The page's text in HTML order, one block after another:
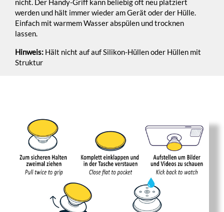
nicht. Der Handy-Griff kann beliebig oft neu platziert
werden und hält immer wieder am Gerät oder der Hülle.
Einfach mit warmem Wasser abspülen und trocknen
lassen.
Hinweis: Hält nicht auf auf Silikon-Hüllen oder Hüllen mit
Struktur